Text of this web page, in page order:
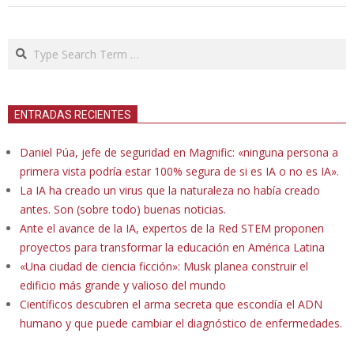
Search
ENTRADAS RECIENTES
Daniel Púa, jefe de seguridad en Magnific: «ninguna persona a
primera vista podría estar 100% segura de si es IA o no es IA».
La IA ha creado un virus que la naturaleza no había creado
antes. Son (sobre todo) buenas noticias.
Ante el avance de la IA, expertos de la Red STEM proponen
proyectos para transformar la educación en América Latina
«Una ciudad de ciencia ficción»: Musk planea construir el
edificio más grande y valioso del mundo
Científicos descubren el arma secreta que escondía el ADN
humano y que puede cambiar el diagnóstico de enfermedades.